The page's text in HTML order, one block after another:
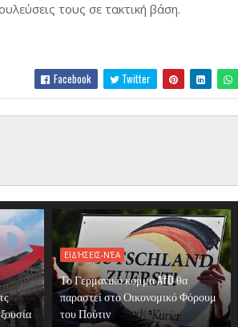
τους σε τακτική βάση.
Facebook Twitter
ΕΙΔΉΣΕΙΣ-ΝΈΑ
Το Γερμανικό κόμμα AfD θα
παραστεί στο Οικονομικό Φόρουμ
του Πούτιν